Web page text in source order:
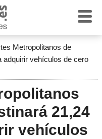
Metropolitanos de
adquirir vehículos de cero
21,24
vehículos